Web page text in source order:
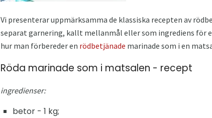
Vi presenterar uppmärksamma de klassiska recepten av
separat garnering, kallt mellanmål eller som ingrediens för
hur man förbereder en rödbetjänade marinade som i en
Röda marinade som i matsalen - recept
ingredienser:
betor - 1 kg;